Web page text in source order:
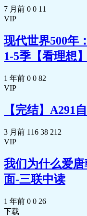
🎵 36彼得·
子.mp3
🖼️ 37彼得·
🎵 37彼得·
🖼️ 38彼得·
🎵 38彼得·
🎵 41费雪
🖼️ 42费雪（
（上）.jpg
（上）.mp3
7 月前 0 0 11
VIP
现代世界500年
1-5季【看理想】
1 年前 0 0 82
VIP
【完结】A291
3 月前 116 38 212
VIP
我们为什么爱
面-三联中读
1 年前 0 0 26
下载